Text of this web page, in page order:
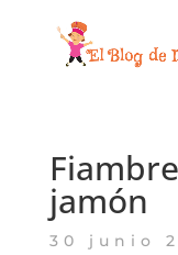
jamón
30 junio